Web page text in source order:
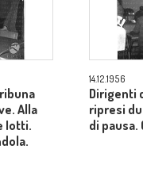
Alla
Iotti.
14.12.1956
Dirigenti
ripresi
di pausa.